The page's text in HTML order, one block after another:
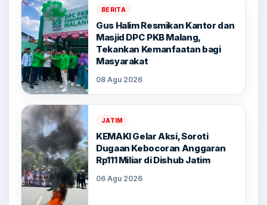
BERITA
Gus Halim Resmikan Kantor dan
Masjid DPC PKB Malang,
Tekankan Kemanfaatan bagi
Masyarakat
08 Agu 2026
JATIM
KEMAKI Gelar Aksi, Soroti
Dugaan Kebocoran Anggaran
Rp111 Miliar di Dishub Jatim
06 Agu 2026